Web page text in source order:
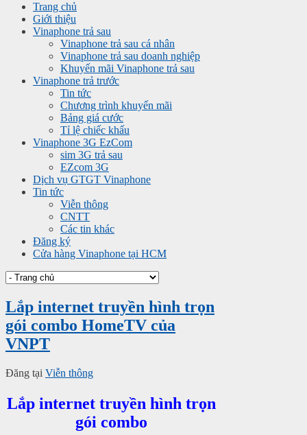
Trang chủ
Giới thiệu
Vinaphone trả sau
Vinaphone trả sau cá nhân
Vinaphone trả sau doanh nghiệp
Khuyến mãi Vinaphone trả sau
Vinaphone trả trước
Tin tức
Chương trình khuyến mãi
Bảng giá cước
Tỉ lệ chiếc khấu
Vinaphone 3G EzCom
sim 3G trả sau
EZcom 3G
Dịch vụ GTGT Vinaphone
Tin tức
Viễn thông
CNTT
Các tin khác
Đăng ký
Cửa hàng Vinaphone tại HCM
Lắp internet truyền hình trọn
gói combo HomeTV của
VNPT
Đăng tại Viễn thông
Lắp internet truyền hình trọn
gói combo